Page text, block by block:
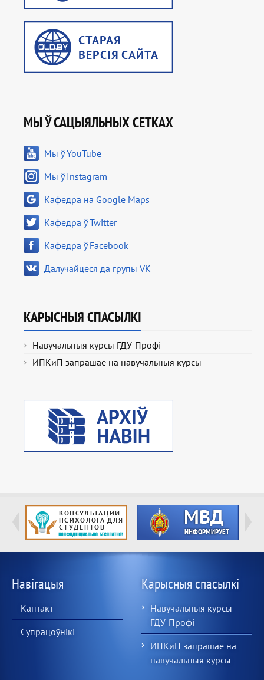
МЫ Ў САЦЫЯЛЬНЫХ СЕТКАХ
Мы ў YouTube
Мы ў Instagram
Кафедра на Google Maps
Кафедра ў Twitter
Кафедра ў Facebook
Далучайцеся да групы VK
КАРЫСНЫЯ СПАСЫЛКІ
Навучальныя курсы ГДУ-Профі
ИПКиП запрашае на навучальныя курсы
Навігацыя
Кантакт
Супрацоўнікі
Карысныя спасылкі
Навучальныя курсы
ГДУ-Профі
ИПКиП запрашае на
навучальныя курсы